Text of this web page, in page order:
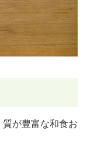
質が豊富な和食お